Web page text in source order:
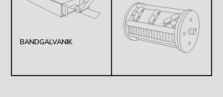
BANDGALVANIK